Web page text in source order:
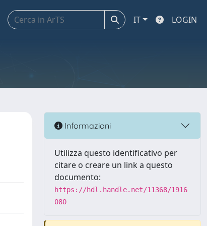
IT LOGIN
Informazioni
Utilizza questo identificativo per
citare o creare un link a questo
documento:
https://hdl.handle.net/11368/1916
080